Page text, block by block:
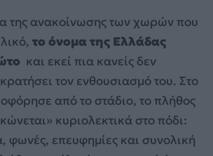
της ανακοίνωσης των χωρών που
το όνομα της Ελλάδας
και εκεί πια κανείς δεν
τον ενθουσιασμό του. Στο
από το στάδιο, το πλήθος
κυριολεκτικά στο πόδι:
φωνές, επευφημίες και συνολική